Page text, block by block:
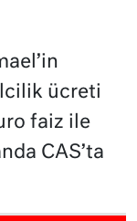
ücreti
faiz ile
CAS’ta